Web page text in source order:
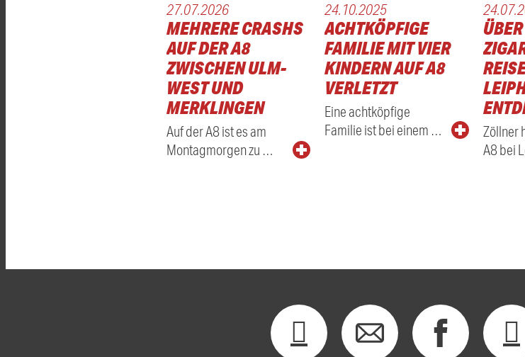
27.07.2026
MEHRERE CRASHS
AUF DER A8
ZWISCHEN ULM-
WEST UND
MERKLINGEN
Auf der A8 ist es am
Montagmorgen zu …
24.10.2025
ACHTKÖPFIGE
FAMILIE MIT VIER
KINDERN AUF A8
VERLETZT
Eine achtköpfige
Familie ist bei einem …
Zöllner
A8 bei